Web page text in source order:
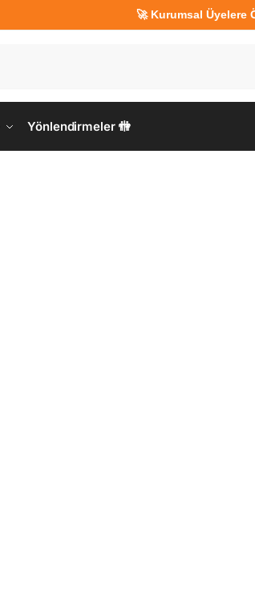
🚀 Kurumsal Üyelere Özel
Yönlendirmeler 🚻